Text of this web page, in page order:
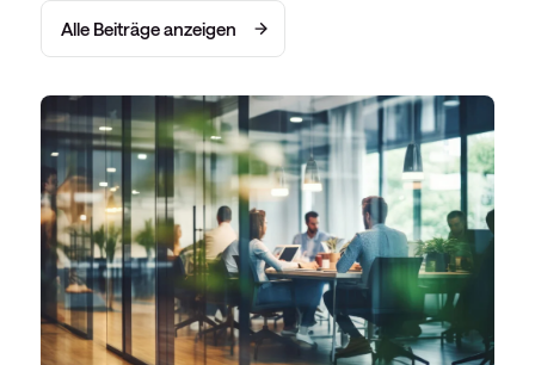
Alle Beiträge anzeigen